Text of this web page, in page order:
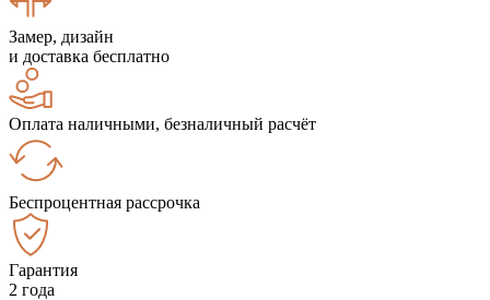
Замер, дизайн
и доставка бесплатно
Оплата наличными, безналичный расчёт
Беспроцентная рассрочка
Гарантия
2 года